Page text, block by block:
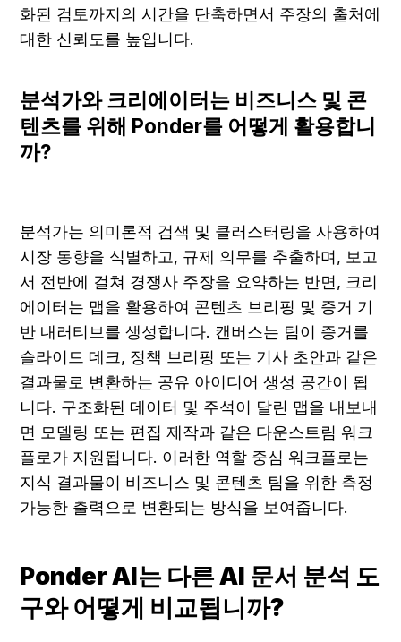
화된 검토까지의 시간을 단축하면서 주장의 출처에
대한 신뢰도를 높입니다.
분석가와 크리에이터는 비즈니스 및 콘
텐츠를 위해 Ponder를 어떻게 활용합니
까?
분석가는 의미론적 검색 및 클러스터링을 사용하여
시장 동향을 식별하고, 규제 의무를 추출하며, 보고
서 전반에 걸쳐 경쟁사 주장을 요약하는 반면, 크리
에이터는 맵을 활용하여 콘텐츠 브리핑 및 증거 기
반 내러티브를 생성합니다. 캔버스는 팀이 증거를
슬라이드 데크, 정책 브리핑 또는 기사 초안과 같은
결과물로 변환하는 공유 아이디어 생성 공간이 됩
니다. 구조화된 데이터 및 주석이 달린 맵을 내보내
면 모델링 또는 편집 제작과 같은 다운스트림 워크
플로가 지원됩니다. 이러한 역할 중심 워크플로는
지식 결과물이 비즈니스 및 콘텐츠 팀을 위한 측정
가능한 출력으로 변환되는 방식을 보여줍니다.
Ponder AI는 다른 AI 문서 분석 도
구와 어떻게 비교됩니까?